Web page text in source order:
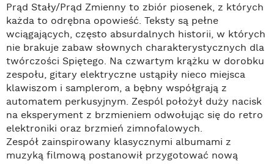
Prąd Stały/Prąd Zmienny to zbiór piosenek, z których
każda to odrębna opowieść. Teksty są pełne
wciągających, często absurdalnych historii, w których
nie brakuje zabaw słownych charakterystycznych dla
twórczości Spiętego. Na czwartym krążku w dorobku
zespołu, gitary elektryczne ustąpiły nieco miejsca
klawiszom i samplerom, a bębny współgrają z
automatem perkusyjnym. Zespól położył duży nacisk
na eksperyment z brzmieniem odwołując się do retro
elektroniki oraz brzmień zimnofalowych.
Zespół zainspirowany klasycznymi albumami z
muzyką filmową postanowił przygotować nową